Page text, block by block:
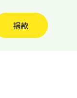
捐款